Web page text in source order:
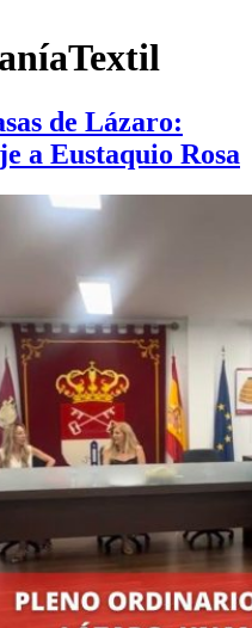
de Lázaro:
a Eustaquio Rosa